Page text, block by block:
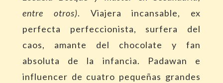
entre otros). Viajera incansable, ex
perfecta perfeccionista, surfera del
caos, amante del chocolate y fan
absoluta de la infancia. Padawan e
influencer de cuatro pequeñas grandes